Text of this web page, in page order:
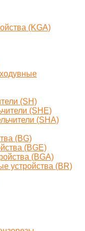
(KGA)
(SH)
(SHE)
(SHA)
(BG)
(BGE)
(BGA)
устройства (BR)